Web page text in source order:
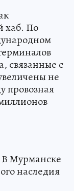
хаб. По
связанные с
не
провозная
В Мурманске
наследия